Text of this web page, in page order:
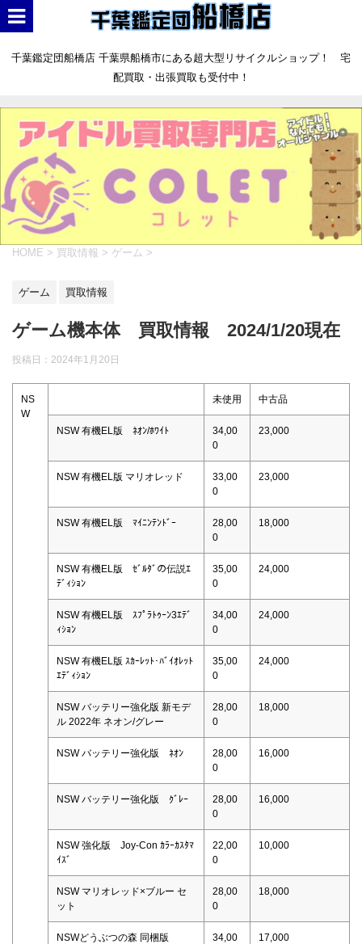
千葉鑑定団船橋店 千葉県船橋市にある超大型リサイクルショップ！ 宅
配買取・出張買取も受付中！
HOME > 買取情報 > ゲーム >
ゲーム 買取情報
ゲーム機本体 買取情報 2024/1/20現在
投稿日： 2024年1月20日
NS
W
未使用 中古品
NSW 有機EL版 ﾈｵﾝ/ﾎﾜｲﾄ
34,00
0
23,000
NSW 有機EL版 マリオレッド
33,00
0
23,000
NSW 有機EL版 ﾏｲﾆﾝﾃﾝﾄﾞｰ
28,00
0
18,000
NSW 有機EL版 ｾﾞﾙﾀﾞの伝説ｴ
ﾃﾞｨｼｮﾝ
35,00
0
24,000
NSW 有機EL版 ｽﾌﾟﾗﾄｩｰﾝ3ｴﾃﾞ
ｨｼｮﾝ
34,00
0
24,000
NSW 有機EL版 ｽｶｰﾚｯﾄ･ﾊﾞｲｵﾚｯﾄ
ｴﾃﾞｨｼｮﾝ
35,00
0
24,000
NSW バッテリー強化版 新モデ
ル 2022年 ネオン/グレー
28,00
0
18,000
NSW バッテリー強化版 ﾈｵﾝ
28,00
0
16,000
NSW バッテリー強化版 ｸﾞﾚｰ
28,00
0
16,000
NSW 強化版 Joy-Con ｶﾗｰｶｽﾀﾏ
ｲｽﾞ
22,00
0
10,000
NSW マリオレッド×ブルー セ
ット
28,00
0
18,000
NSWどうぶつの森 同梱版
34,00
17,000